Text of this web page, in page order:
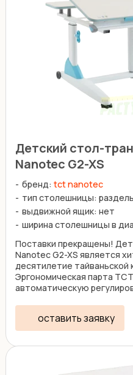
Детский стол-
Nanotec G2-XS
бренд: tct nanotec
тип столешницы:
выдвижной ящик: нет
ширина столешницы в
Поставки прекращены!
Nanotec G2-XS является
десятилетие тайваньской
Эргономическая парта
автоматическую
оставить заявку